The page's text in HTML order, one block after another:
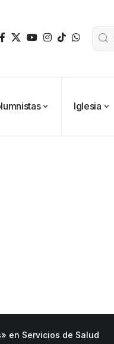
Iglesia
en Servicios de Salud